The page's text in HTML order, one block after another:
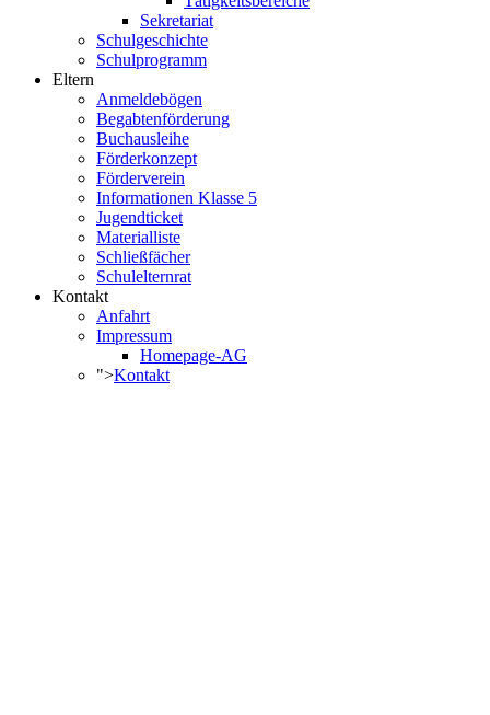
Sekretariat
Schulgeschichte
Schulprogramm
Eltern
Anmeldebögen
Begabtenförderung
Buchausleihe
Förderkonzept
Förderverein
Informationen Klasse 5
Jugendticket
Materialliste
Schließfächer
Schulelternrat
Kontakt
Anfahrt
Impressum
Homepage-AG
">Kontakt